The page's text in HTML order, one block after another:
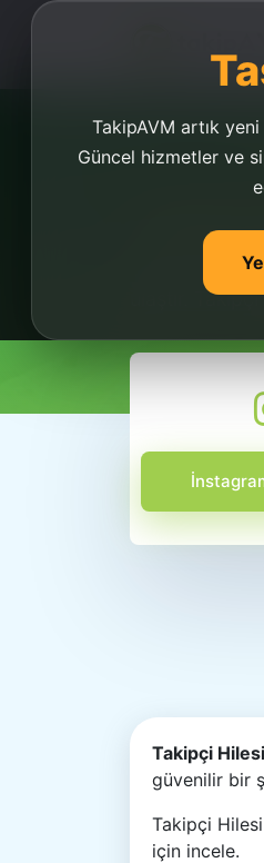
TakipAVM artık
Güncel hizmetler ve
Takipçi hilesi
ulaştır.
Takipçi
güvenilir bir
Takipçi
için incele.